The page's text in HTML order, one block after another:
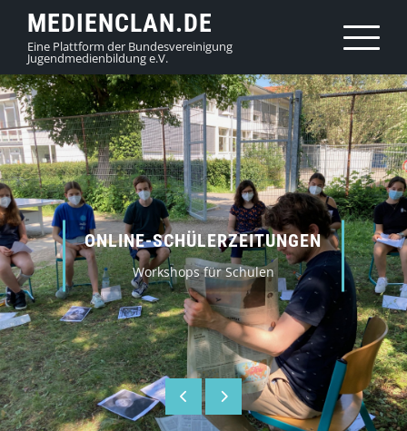
content
MEDIENCLAN.DE
Eine Plattform der Bundesvereinigung
Jugendmedienbildung e.V.
ONLINE-SCHÜLERZEITUNGEN
Workshops für Schulen